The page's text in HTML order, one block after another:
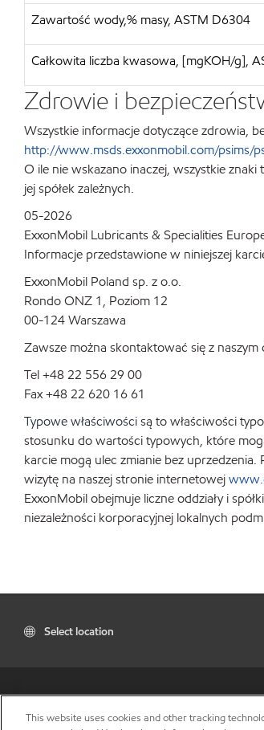
Zawartość wody,% masy, ASTM D6304
Całkowita liczba kwasowa, [mgKOH/g],
Zdrowie i
Wszystkie informacje dotyczące zdrowia,
http://www.msds.exxonmobil.com/psims/
O ile nie wskazano inaczej, wszystkie
jej spółek zależnych.
05-2026
ExxonMobil Lubricants & Specialities
Informacje przedstawione w niniejszej
ExxonMobil Poland sp. z o.o.
Rondo ONZ 1, Poziom 12
00-124 Warszawa
Zawsze można skontaktować się z
Tel +48 22 556 29 00
Fax +48 22 620 16 61
Typowe właściwościsą to właściwości
stosunku do wartości typowych, które
karcie mogą ulec zmianie bez
wizytę na naszej stronie internetowej
ExxonMobil obejmuje liczne oddziały i
niezależności korporacyjnej lokalnych
Select location
This website uses cookies and other tracking